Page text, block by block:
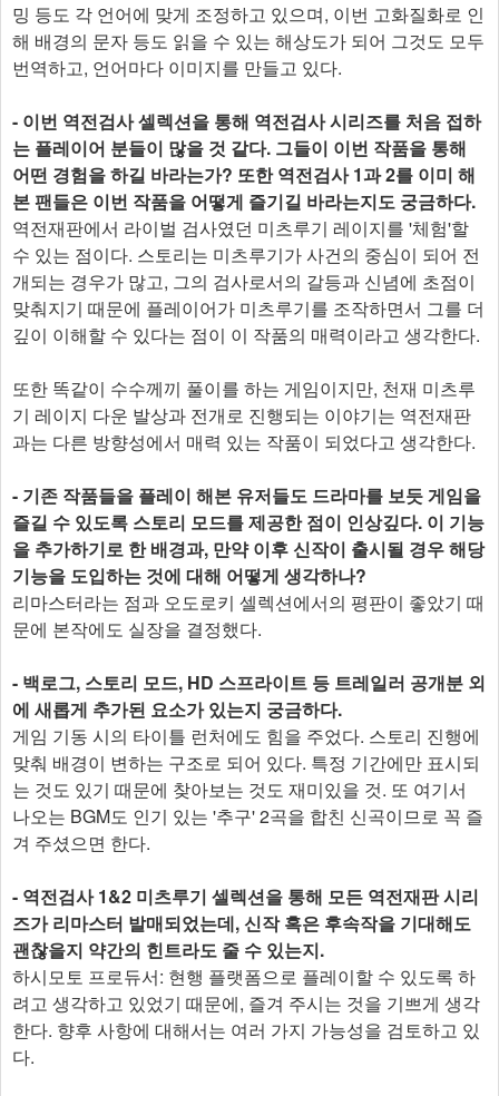
밍 등도 각 언어에 맞게 조정하고 있으며, 이번 고화질화로 인
해 배경의 문자 등도 읽을 수 있는 해상도가 되어 그것도 모두
번역하고, 언어마다 이미지를 만들고 있다.
- 이번 역전검사 셀렉션을 통해 역전검사 시리즈를 처음 접하
는 플레이어 분들이 많을 것 같다. 그들이 이번 작품을 통해
어떤 경험을 하길 바라는가? 또한 역전검사 1과 2를 이미 해
본 팬들은 이번 작품을 어떻게 즐기길 바라는지도 궁금하다.
역전재판에서 라이벌 검사였던 미츠루기 레이지를 '체험'할
수 있는 점이다. 스토리는 미츠루기가 사건의 중심이 되어 전
개되는 경우가 많고, 그의 검사로서의 갈등과 신념에 초점이
맞춰지기 때문에 플레이어가 미츠루기를 조작하면서 그를 더
깊이 이해할 수 있다는 점이 이 작품의 매력이라고 생각한다.
또한 똑같이 수수께끼 풀이를 하는 게임이지만, 천재 미츠루
기 레이지 다운 발상과 전개로 진행되는 이야기는 역전재판
과는 다른 방향성에서 매력 있는 작품이 되었다고 생각한다.
- 기존 작품들을 플레이 해본 유저들도 드라마를 보듯 게임을
즐길 수 있도록 스토리 모드를 제공한 점이 인상깊다. 이 기능
을 추가하기로 한 배경과, 만약 이후 신작이 출시될 경우 해당
기능을 도입하는 것에 대해 어떻게 생각하나?
리마스터라는 점과 오도로키 셀렉션에서의 평판이 좋았기 때
문에 본작에도 실장을 결정했다.
- 백로그, 스토리 모드, HD 스프라이트 등 트레일러 공개분 외
에 새롭게 추가된 요소가 있는지 궁금하다.
게임 기동 시의 타이틀 런처에도 힘을 주었다. 스토리 진행에
맞춰 배경이 변하는 구조로 되어 있다. 특정 기간에만 표시되
는 것도 있기 때문에 찾아보는 것도 재미있을 것. 또 여기서
나오는 BGM도 인기 있는 '추구' 2곡을 합친 신곡이므로 꼭 즐
겨 주셨으면 한다.
- 역전검사 1&2 미츠루기 셀렉션을 통해 모든 역전재판 시리
즈가 리마스터 발매되었는데, 신작 혹은 후속작을 기대해도
괜찮을지 약간의 힌트라도 줄 수 있는지.
하시모토 프로듀서: 현행 플랫폼으로 플레이할 수 있도록 하
려고 생각하고 있었기 때문에, 즐겨 주시는 것을 기쁘게 생각
한다. 향후 사항에 대해서는 여러 가지 가능성을 검토하고 있
다.